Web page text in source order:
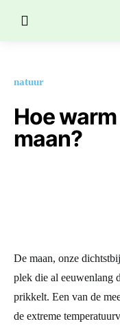
natuur
Hoe
maan?
De maan, onze
plek die al eeuwenlang
prikkelt. Een van de
de extreme